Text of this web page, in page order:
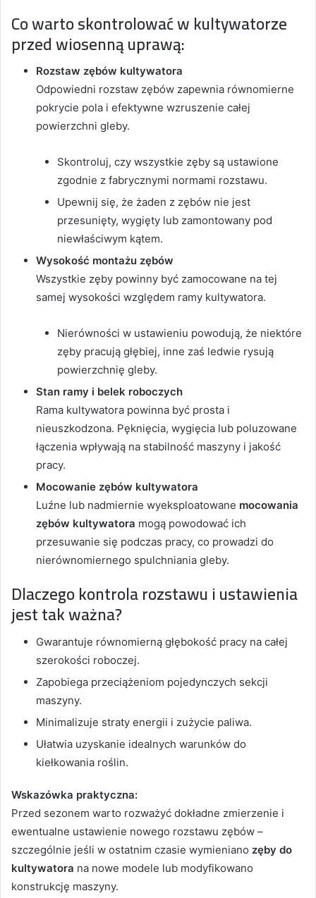
Co warto skontrolować w kultywatorze
przed wiosenną uprawą:
Rozstaw zębów kultywatora
Odpowiedni rozstaw zębów zapewnia równomierne
pokrycie pola i efektywne wzruszenie całej
powierzchni gleby.
Skontroluj, czy wszystkie zęby są ustawione
zgodnie z fabrycznymi normami rozstawu.
Upewnij się, że żaden z zębów nie jest
przesunięty, wygięty lub zamontowany pod
niewłaściwym kątem.
Wysokość montażu zębów
Wszystkie zęby powinny być zamocowane na tej
samej wysokości względem ramy kultywatora.
Nierówności w ustawieniu powodują, że niektóre
zęby pracują głębiej, inne zaś ledwie rysują
powierzchnię gleby.
Stan ramy i belek roboczych
Rama kultywatora powinna być prosta i
nieuszkodzona. Pęknięcia, wygięcia lub poluzowane
łączenia wpływają na stabilność maszyny i jakość
pracy.
Mocowanie zębów kultywatora
Luźne lub nadmiernie wyeksploatowane mocowania
zębów kultywatora mogą powodować ich
przesuwanie się podczas pracy, co prowadzi do
nierównomiernego spulchniania gleby.
Dlaczego kontrola rozstawu i ustawienia
jest tak ważna?
Gwarantuje równomierną głębokość pracy na całej
szerokości roboczej.
Zapobiega przeciążeniom pojedynczych sekcji
maszyny.
Minimalizuje straty energii i zużycie paliwa.
Ułatwia uzyskanie idealnych warunków do
kiełkowania roślin.
Wskazówka praktyczna:
Przed sezonem warto rozważyć dokładne zmierzenie i
ewentualne ustawienie nowego rozstawu zębów –
szczególnie jeśli w ostatnim czasie wymieniano zęby do
kultywatora na nowe modele lub modyfikowano
konstrukcję maszyny.